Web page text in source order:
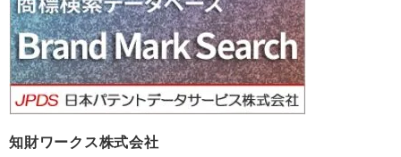
知財ワークス株式会社